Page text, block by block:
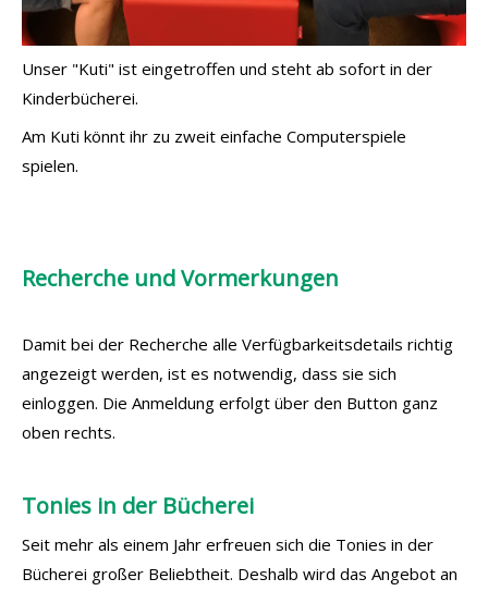
Unser "Kuti" ist eingetroffen und steht ab sofort in der
Kinderbücherei.
Am Kuti könnt ihr zu zweit einfache Computerspiele
spielen.
Recherche und Vormerkungen
Damit bei der Recherche alle Verfügbarkeitsdetails richtig
angezeigt werden, ist es notwendig, dass sie sich
einloggen. Die Anmeldung erfolgt über den Button ganz
oben rechts.
Tonies in der Bücherei
Seit mehr als einem Jahr erfreuen sich die Tonies in der
Bücherei großer Beliebtheit. Deshalb wird das Angebot an